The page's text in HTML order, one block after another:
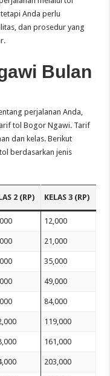
Anda perlu
dan prosedur yang
Bulan
perjalanan Anda,
tol Bogor Ngawi. Tarif
dan kelas. Berikut
berdasarkan jenis
2 (RP) KELAS 3 (RP)
12,000
21,000
35,000
49,000
84,000
119,000
161,000
203,000